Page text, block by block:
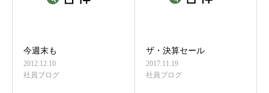
今週末も
2012.12.10
社員ブログ
ザ・決算セール
2017.11.19
社員ブログ